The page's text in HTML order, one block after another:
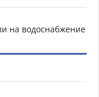
на водоснабжение